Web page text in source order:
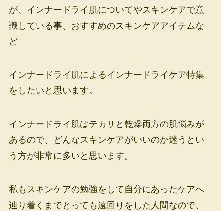
が、インナードライ肌についてやスキンケアで意
識している事、おすすめのスキンケアアイテムな
ど
インナードライ肌によるインナードライケア特集
をしたいと思います。
インナードライ肌はテカリと乾燥両方の肌悩みが
あるので、どんなスキンケアがいいのか迷うとい
う方が非常に多いと思います。
私もスキンケアの勉強をして自分にあったケアへ
辿り着くまでとっても遠回りをした人間なので、